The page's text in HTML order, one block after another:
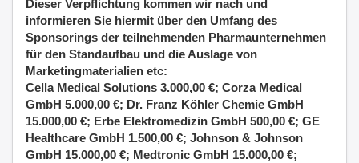
Dieser Verpflichtung kommen wir nach und
informieren Sie hiermit über den Umfang des
Sponsorings der teilnehmenden Pharmaunternehmen
für den Standaufbau und die Auslage von
Marketingmaterialien etc:
Cella Medical Solutions 3.000,00 €; Corza Medical
GmbH 5.000,00 €; Dr. Franz Köhler Chemie GmbH
15.000,00 €; Erbe Elektromedizin GmbH 500,00 €; GE
Healthcare GmbH 1.500,00 €; Johnson & Johnson
GmbH 15.000,00 €; Medtronic GmbH 15.000,00 €;